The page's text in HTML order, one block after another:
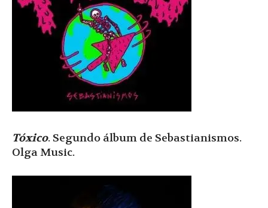
Tóxico. Segundo álbum de Sebastianismos.
Olga Music.